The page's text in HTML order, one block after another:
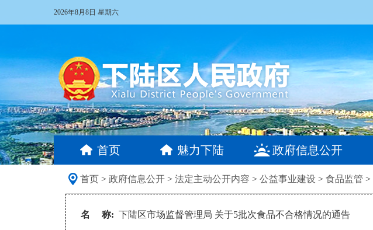
2026年8月8日 星期六
首页 魅力下陆 政府信息公开
首页 > 政府信息公开 > 法定主动公开内容 > 公益事业建设 > 食品监管 >
名 称: 下陆区市场监督管理局 关于5批次食品不合格情况的通告